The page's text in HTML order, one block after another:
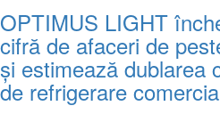
OPTIMUS LIGHT
cifră de afaceri de
și estimează dublarea
de refrigerare